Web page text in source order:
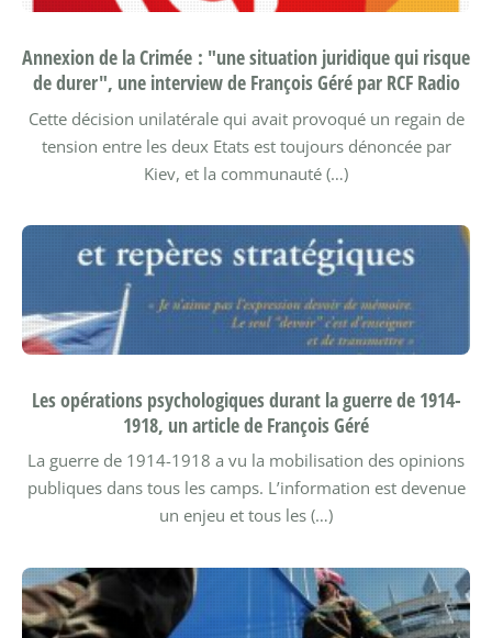
Annexion de la Crimée : "une situation juridique qui risque
de durer", une interview de François Géré par RCF Radio
Cette décision unilatérale qui avait provoqué un regain de
tension entre les deux Etats est toujours dénoncée par
Kiev, et la communauté (…)
Les opérations psychologiques durant la guerre de 1914-
1918, un article de François Géré
La guerre de 1914-1918 a vu la mobilisation des opinions
publiques dans tous les camps. L’information est devenue
un enjeu et tous les (…)